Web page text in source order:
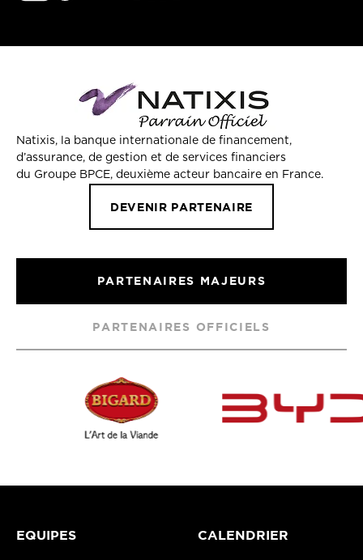
Natixis, la banque internationale de financement,
d’assurance, de gestion et de services financiers
du Groupe BPCE, deuxième acteur bancaire en France.
DEVENIR PARTENAIRE
PARTENAIRES MAJEURS
PARTENAIRES OFFICIELS
EQUIPES CALENDRIER